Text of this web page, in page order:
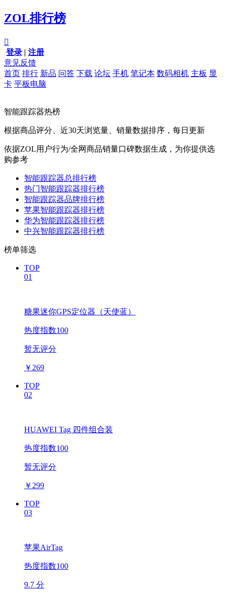
ZOL排行榜

登录 | 注册
意见反馈
首页 排行 新品 问答 下载 论坛 手机 笔记本 数码相机 主板 显
卡 平板电脑
智能跟踪器热榜
根据商品评分、近30天浏览量、销量数据排序，每日更新
依据ZOL用户行为/全网商品销量口碑数据生成，为你提供选
购参考
智能跟踪器总排行榜
热门智能跟踪器排行榜
智能跟踪器品牌排行榜
苹果智能跟踪器排行榜
华为智能跟踪器排行榜
中兴智能跟踪器排行榜
榜单筛选
TOP
01
糖果迷你GPS定位器（天使蓝）
热度指数100
暂无评分
￥ 269
TOP
02
HUAWEI Tag 四件组合装
热度指数100
暂无评分
￥ 299
TOP
03
苹果AirTag
热度指数100
9.7 分